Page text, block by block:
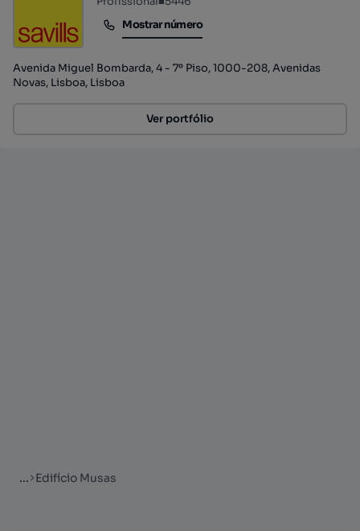
Mostrar número
Mostrar número
Avenida Miguel Bombarda, 4 - 7º Piso, 1000-208, Avenidas
Novas, Lisboa, Lisboa
Ver portfólio
... Edifício Musas